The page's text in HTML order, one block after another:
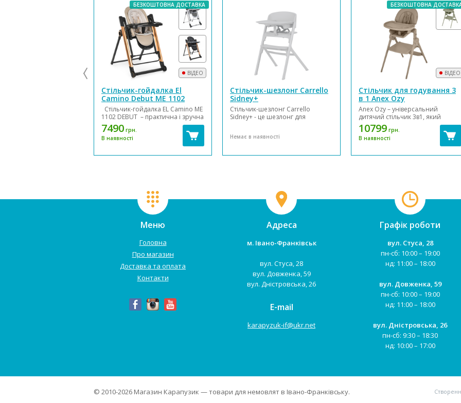
ВІДЕО
БЕЗКОШТОВНА ДОСТАВКА
Стільчик-гойдалка El
Camino Debut ME 1102
Стільчик-гойдалка EL Camino ME
1102 DEBUT – практична і зручна
у використанні модель
середньої цінової категорії.
Виріб має в своєму
розпорядженні спеціальний
механізмом складання, що
7490 грн.
В наявності
Стільчик-шезлонг Carrello
Sidney+
Стільчик-шезлонг Carrello
Sidney+ - це шезлонг для
дорослого. Рішення на багато
разом з вашою дитиною.
Немає в наявності
ВІДЕО
БЕЗКОШТОВНА
Стільчик для годування 3
в 1 Anex Ozy
Anex Ozy – універсальний
дитячий стільчик 3в1, який
включає шезлонг для немовля,
високий стільчик для годування
та вежу для активностей.
Стільчик Anex Ozy супроводжує
батьків під час усіх перших
10799 грн.
В наявності
Меню
Головна
Про магазин
Доставка та оплата
Контакти
Адреса
м. Івано-Франківськ
вул. Стуса, 28
вул. Довженка, 59
вул. Дністровська, 26
E-mail
karapyzuk-if@ukr.net
Графік роботи
вул. Стуса, 28
пн-сб: 10:00 – 19:00
нд: 11:00 – 18:00
вул. Довженка, 59
пн-сб: 10:00 – 19:00
нд: 11:00 – 18:00
вул. Дністровська, 26
пн-сб: 9:30 – 18:30
нд: 10:00 – 17:00
© 2010-2026 Магазин Карапузик — товари для немовлят в Івано-Франківську.